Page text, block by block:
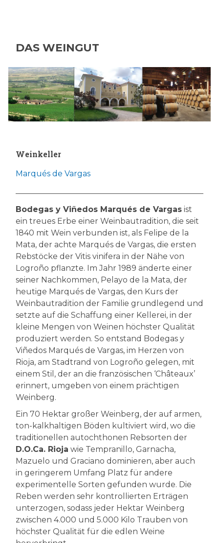
DAS WEINGUT
Weinkeller
Marqués de Vargas
Bodegas y Viñedos Marqués de Vargas ist
ein treues Erbe einer Weinbautradition, die seit
1840 mit Wein verbunden ist, als Felipe de la
Mata, der achte Marqués de Vargas, die ersten
Rebstöcke der Vitis vinifera in der Nähe von
Logroño pflanzte. Im Jahr 1989 änderte einer
seiner Nachkommen, Pelayo de la Mata, der
heutige Marqués de Vargas, den Kurs der
Weinbautradition der Familie grundlegend und
setzte auf die Schaffung einer Kellerei, in der
kleine Mengen von Weinen höchster Qualität
produziert werden. So entstand Bodegas y
Viñedos Marqués de Vargas, im Herzen von
Rioja, am Stadtrand von Logroño gelegen, mit
einem Stil, der an die französischen ‘Châteaux’
erinnert, umgeben von einem prächtigen
Weinberg.
Ein 70 Hektar großer Weinberg, der auf armen,
ton-kalkhaltigen Böden kultiviert wird, wo die
traditionellen autochthonen Rebsorten der
D.O.Ca. Rioja wie Tempranillo, Garnacha,
Mazuelo und Graciano dominieren, aber auch
in geringerem Umfang Platz für andere
experimentelle Sorten gefunden wurde. Die
Reben werden sehr kontrollierten Erträgen
unterzogen, sodass jeder Hektar Weinberg
zwischen 4.000 und 5.000 Kilo Trauben von
höchster Qualität für die edlen Weine